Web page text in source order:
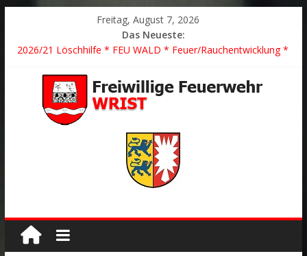
Freitag, August 7, 2026
Das Neueste:
2026/21 Löschhilfe * FEU WALD * Feuer/Rauchentwicklung *
2026/24 * TH G Y * PKW überschlagen *
2026/23 TH K Y * Person in festsitzendem Aufzug *
2026/22 TH Y * VU * 1 Person klemmt * Hingstheide
Der schönste Einsatz des Jahres 2026